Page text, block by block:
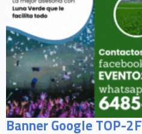
Banner Google TOP-2F